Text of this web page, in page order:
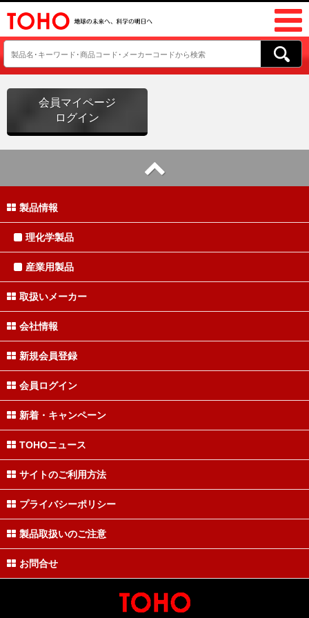
会員マイページ
ログイン
製品情報
理化学製品
産業用製品
取扱いメーカー
会社情報
新規会員登録
会員ログイン
新着・キャンペーン
TOHOニュース
サイトのご利用方法
プライバシーポリシー
製品取扱いのご注意
お問合せ